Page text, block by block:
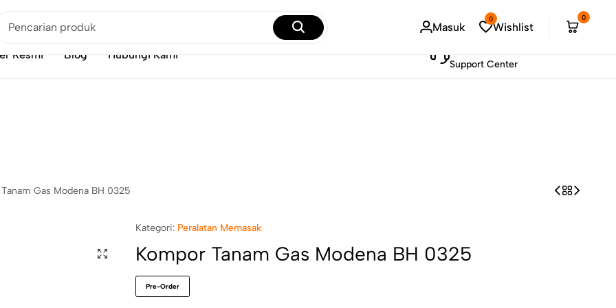
Beli Disini!
Masuk
0
Wishlist
0
Resmi Blog Hubungi Kami
Support Center
Gas Modena BH 0325
Kategori: Peralatan Memasak
Kompor Tanam Gas Modena BH 0325
Pre-Order